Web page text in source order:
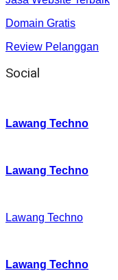
Domain Gratis
Review Pelanggan
Social
Lawang Techno
Lawang Techno
Lawang Techno
Lawang Techno